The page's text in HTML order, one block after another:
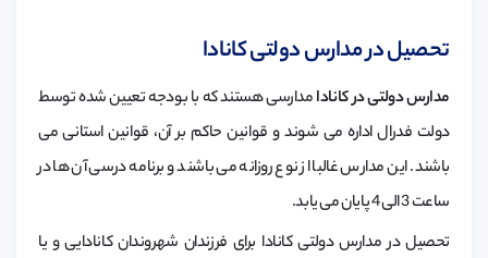
تحصیل در مدارس دولتی کانادا
مدارس دولتی در کانادامدارسی هستند که با بودجه تعیین شده توسط
دولت فدرال اداره می شوند و قوانین حاکم بر آن، قوانین استانی می
باشند. این مدارس غالبا از نوع روزانه می باشند و برنامه درسی آن ها در
ساعت 3 الی 4 پایان می یابد.
تحصیل در مدارس دولتی کانادا برای فرزندان شهروندان کانادایی و یا